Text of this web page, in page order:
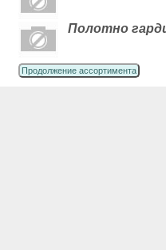
Полотно
Продолжение ассортимента